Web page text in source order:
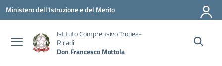
Vai ai contenuti
Vai al menu di navigazione
Vai al footer
Ministero dell'Istruzione e del Merito
Istituto Comprensivo Tropea-
Ricadi
Don Francesco Mottola